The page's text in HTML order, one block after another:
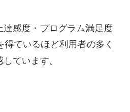
感度・プログラム満足度
ているほど利用者の多く
ています。